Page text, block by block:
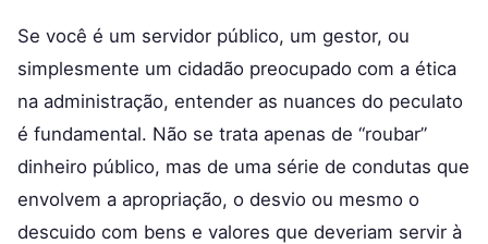
Se você é um servidor público, um gestor, ou
simplesmente um cidadão preocupado com a ética
na administração, entender as nuances do peculato
é fundamental. Não se trata apenas de “roubar”
dinheiro público, mas de uma série de condutas que
envolvem a apropriação, o desvio ou mesmo o
descuido com bens e valores que deveriam servir à